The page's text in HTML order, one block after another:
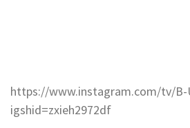
https://www.instagram.com/tv/B-
igshid=zxieh2972df